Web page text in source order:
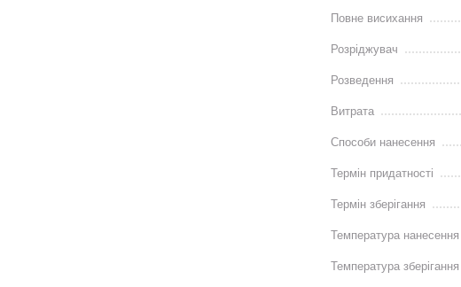
Повне висихання
Розріджувач
Розведення
Витрата
Способи нанесення
Термін придатності
Термін зберігання
Температура нанесення
Температура зберігання